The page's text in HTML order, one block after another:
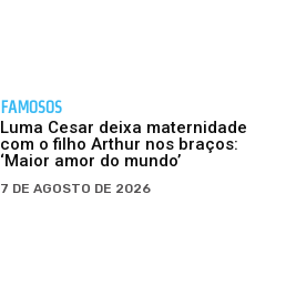
FAMOSOS
Luma Cesar deixa maternidade
com o filho Arthur nos braços:
‘Maior amor do mundo’
7 DE AGOSTO DE 2026